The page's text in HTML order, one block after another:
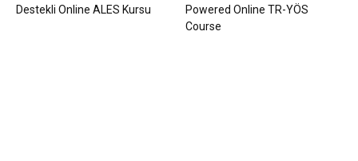
Destekli Online ALES Kursu
Powered Online TR-YÖS
Course